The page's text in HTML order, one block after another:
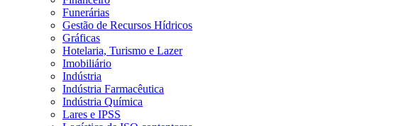
Funerárias
Gestão de Recursos Hídricos
Gráficas
Hotelaria, Turismo e Lazer
Imobiliário
Indústria
Indústria Farmacêutica
Indústria Química
Lares e IPSS